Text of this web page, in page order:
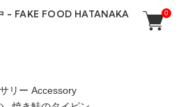
- FAKE FOOD HATANAKA 0
リー Accessory